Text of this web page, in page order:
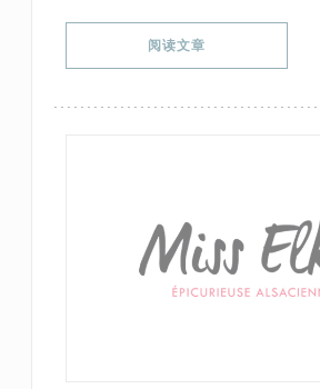
阅读文章((在新窗口中打开))